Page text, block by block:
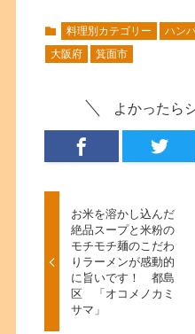
料理別カテゴリー ハン
大阪府
箕面市
よかったら
お米を溶かし込んだ
絶品スープと米粉の
モチモチ麺のこだわ
りラーメンが感動的
に旨いです！ 都島
区 「オコメノカミ
サマ」